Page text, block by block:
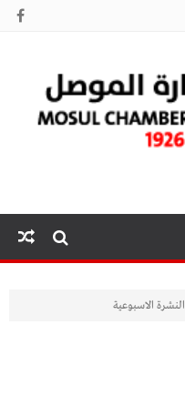
الموصل
النشرة الاسبوعية